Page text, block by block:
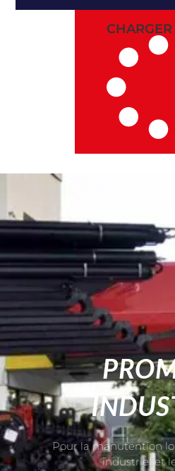
Pour la manutention
industriel et